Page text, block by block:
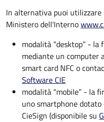
In alternativa puoi
Ministero dell'Interno
modalità “desktop” -
mediante un computer
smart card NFC o
Software CIE
modalità “mobile” - la
uno smartphone dotato
CieSign (disponibile su